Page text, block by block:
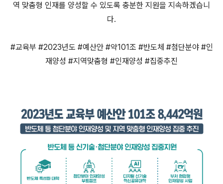
역 맞춤형 인재를 양성할 수 있도록 충분한 지원을 지속하겠습니
다.
#교육부 #2023년도 #예산안 #약101조 #반도체 #첨단분야 #인
재양성 #지역맞춤형 #인재양성 #집중추진